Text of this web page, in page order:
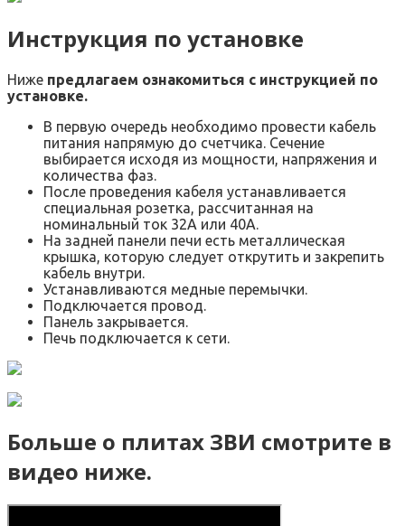
Инструкция по установке
Ниже предлагаем ознакомиться с инструкцией по
установке.
В первую очередь необходимо провести кабель
питания напрямую до счетчика. Сечение
выбирается исходя из мощности, напряжения и
количества фаз.
После проведения кабеля устанавливается
специальная розетка, рассчитанная на
номинальный ток 32А или 40А.
На задней панели печи есть металлическая
крышка, которую следует открутить и закрепить
кабель внутри.
Устанавливаются медные перемычки.
Подключается провод.
Панель закрывается.
Печь подключается к сети.
Больше о плитах ЗВИ смотрите в
видео ниже.